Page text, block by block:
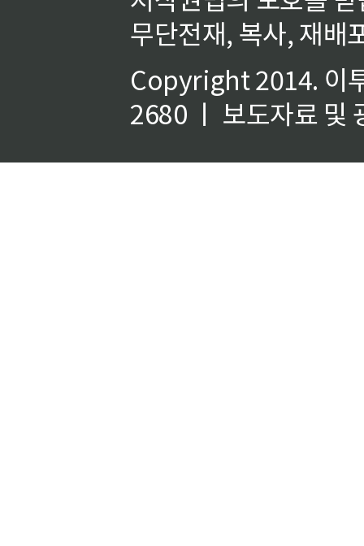
무단전재, 복사, 재배
Copyright 2014. 이
2680 ㅣ 보도자료